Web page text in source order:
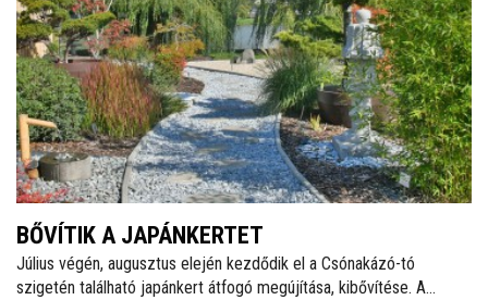
BŐVÍTIK A JAPÁNKERTET
Július végén, augusztus elején kezdődik el a Csónakázó-tó
szigetén található japánkert átfogó megújítása, kibővítése. A